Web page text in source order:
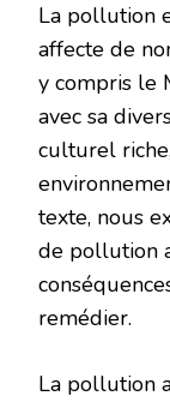
La pollution
affecte de
y compris le
avec sa
culturel
texte, nous
de pollution
remédier.
La pollution